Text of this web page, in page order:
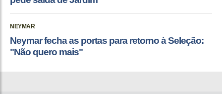
NEYMAR
Neymar fecha as portas para retorno à Seleção:
"Não quero mais"